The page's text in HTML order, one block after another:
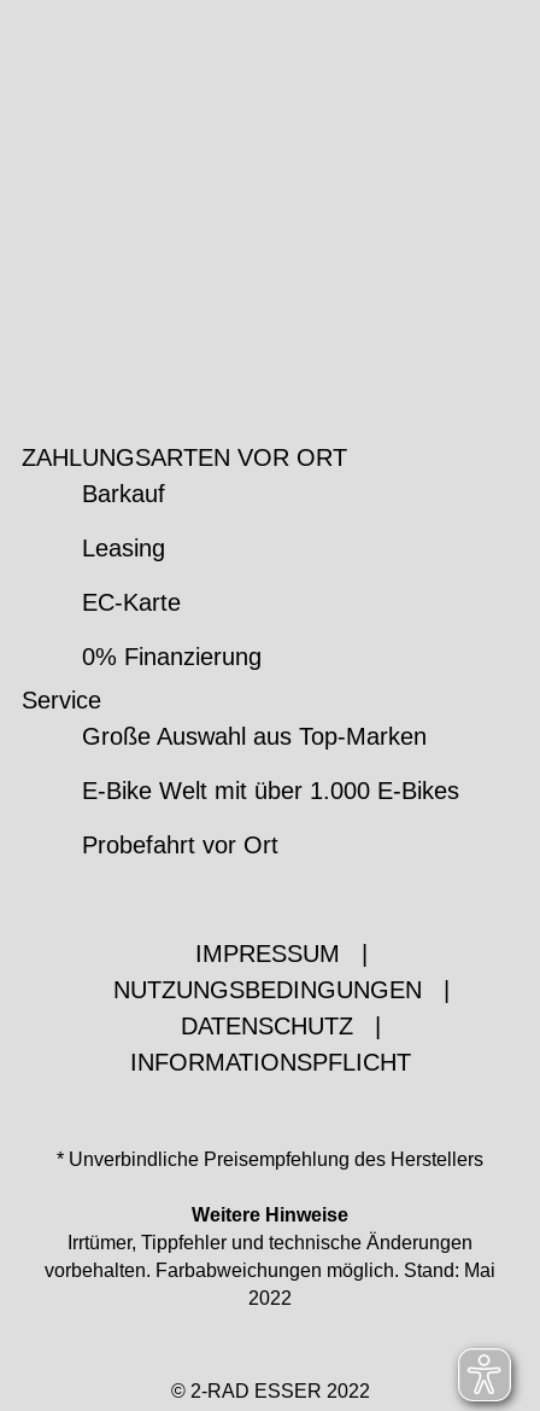
ZAHLUNGSARTEN VOR ORT
Barkauf
Leasing
EC-Karte
0% Finanzierung
Service
Große Auswahl aus Top-Marken
E-Bike Welt mit über 1.000 E-Bikes
Probefahrt vor Ort
IMPRESSUM
NUTZUNGSBEDINGUNGEN
DATENSCHUTZ
INFORMATIONSPFLICHT
* Unverbindliche Preisempfehlung des Herstellers
Weitere Hinweise
Irrtümer, Tippfehler und technische Änderungen
vorbehalten. Farbabweichungen möglich. Stand: Mai
2022
© 2-RAD ESSER 2022